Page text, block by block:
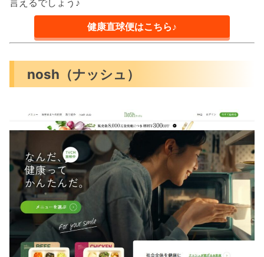
健康直球便はこちら♪
nosh（ナッシュ）